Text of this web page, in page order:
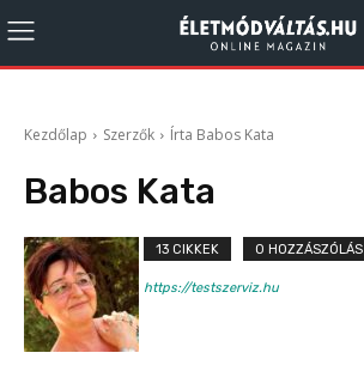
Kezdőlap Szerzők Írta Babos Kata
Babos Kata
13 CIKKEK 0 HOZZÁSZÓLÁS
https://testszerviz.hu